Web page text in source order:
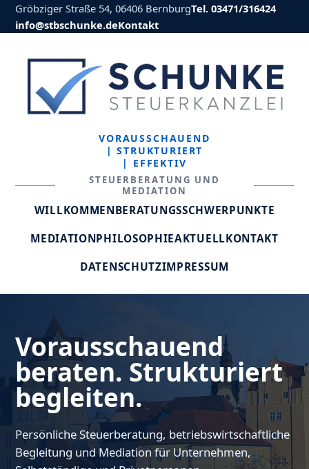
Gröbziger Straße 54, 06406 BernburgTel. 03471/316424
info@stbschunke.deKontakt
VORAUSSCHAUEND
| STRUKTURIERT
| EFFEKTIV
STEUERBERATUNG UND
MEDIATION
WILLKOMMENBERATUNGSSCHWERPUNKTE
MEDIATIONPHILOSOPHIEAKTUELLKONTAKT
DATENSCHUTZIMPRESSUM
Vorausschauend
beraten. Strukturiert
begleiten.
Persönliche Steuerberatung, betriebswirtschaftliche
Begleitung und Mediation für Unternehmen,